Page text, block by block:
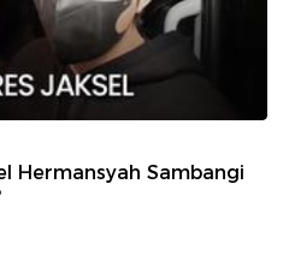
Hermansyah Sambangi